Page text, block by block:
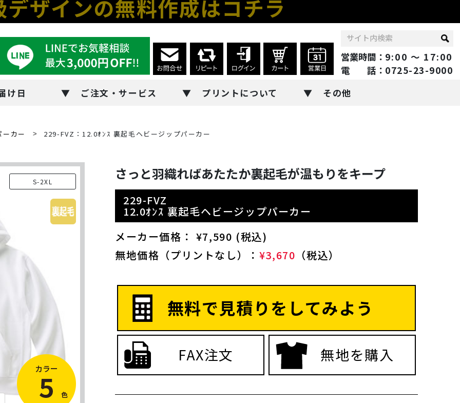
デザインの無料作成はコチラ
営業時間： 9:00 ～ 17:00
電 話： 0725-23-9000
け日
ご注文・サービス プリントについて その他
ーカー 229-FVZ：12.0ｵﾝｽ 裏起毛ヘビージップパーカー
S-2XL さっと羽織ればあたたか裏起毛が温もりをキープ
229-FVZ
12.0ｵﾝｽ 裏起毛ヘビージップパーカー
メーカー価格： ¥7,590 (税込)
無地価格（プリントなし）： ¥3,670 （税込）
無料で見積りをしてみよう
FAX注文 無地を購入